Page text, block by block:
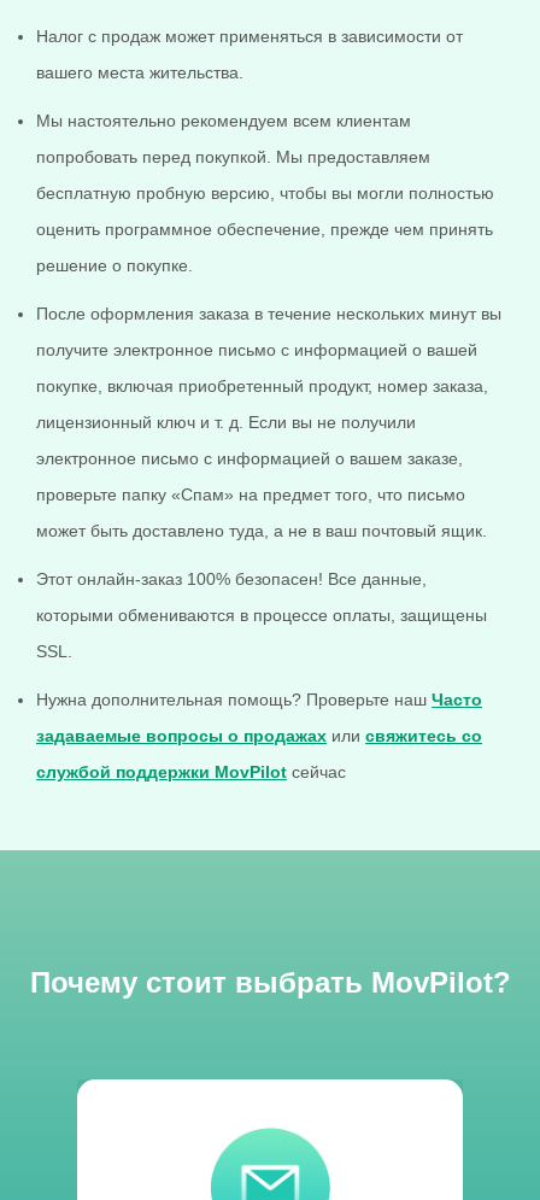
Налог с продаж может применяться в зависимости от
вашего места жительства.
Мы настоятельно рекомендуем всем клиентам
попробовать перед покупкой. Мы предоставляем
бесплатную пробную версию, чтобы вы могли полностью
оценить программное обеспечение, прежде чем принять
решение о покупке.
После оформления заказа в течение нескольких минут вы
получите электронное письмо с информацией о вашей
покупке, включая приобретенный продукт, номер заказа,
лицензионный ключ и т. д. Если вы не получили
электронное письмо с информацией о вашем заказе,
проверьте папку «Спам» на предмет того, что письмо
может быть доставлено туда, а не в ваш почтовый ящик.
Этот онлайн-заказ 100% безопасен! Все данные,
которыми обмениваются в процессе оплаты, защищены
SSL.
Нужна дополнительная помощь? Проверьте наш Часто
задаваемые вопросы о продажах или свяжитесь со
службой поддержки MovPilot сейчас
Почему стоит выбрать MovPilot?